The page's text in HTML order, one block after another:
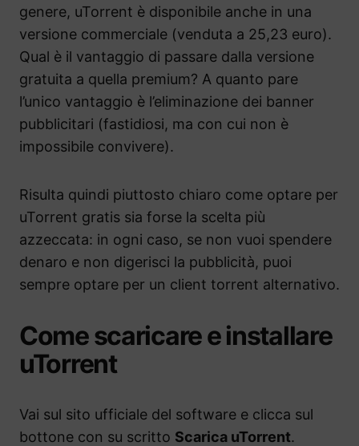
genere, uTorrent è disponibile anche in una
versione commerciale (venduta a 25,23 euro).
Qual è il vantaggio di passare dalla versione
gratuita a quella premium? A quanto pare
l’unico vantaggio è l’eliminazione dei banner
pubblicitari (fastidiosi, ma con cui non è
impossibile convivere).
Risulta quindi piuttosto chiaro come optare per
uTorrent gratis sia forse la scelta più
azzeccata: in ogni caso, se non vuoi spendere
denaro e non digerisci la pubblicità, puoi
sempre optare per un client torrent alternativo.
Come scaricare e installare
uTorrent
Vai sul sito ufficiale del software e clicca sul
bottone con su scritto Scarica uTorrent.